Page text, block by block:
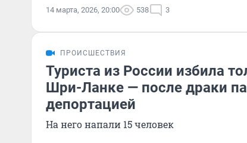
14 марта, 2026, 20:00 538 3
ПРОИСШЕСТВИЯ
Туриста из России избила
Шри-Ланке — после драки
депортацией
На него напали 15 человек